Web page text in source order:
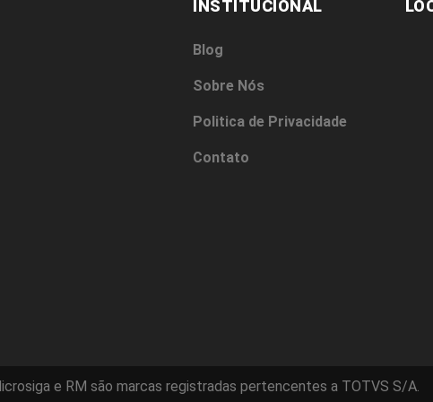
INSTITUCIONAL
Blog
Sobre Nós
Politica de Privacidade
Contato
e RM são marcas registradas pertencentes a TOTVS S/A.